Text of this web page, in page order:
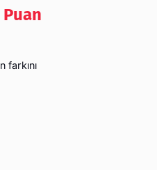
farkını